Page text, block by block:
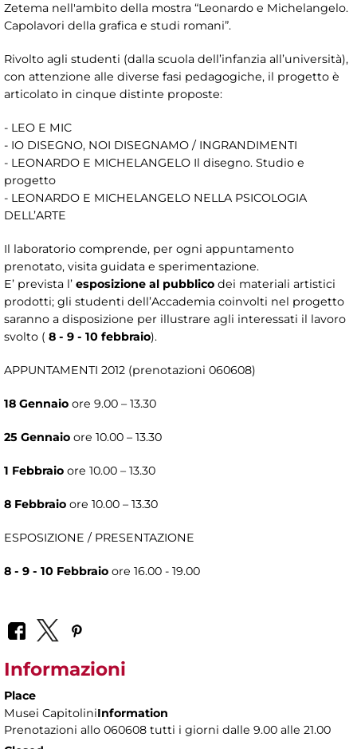
Zetema nell'ambito della mostra “Leonardo e Michelangelo.
Capolavori della grafica e studi romani”.
Rivolto agli studenti (dalla scuola dell’infanzia all’università),
con attenzione alle diverse fasi pedagogiche, il progetto è
articolato in cinque distinte proposte:
- LEO E MIC
- IO DISEGNO, NOI DISEGNAMO / INGRANDIMENTI
- LEONARDO E MICHELANGELO Il disegno. Studio e
progetto
- LEONARDO E MICHELANGELO NELLA PSICOLOGIA
DELL’ARTE
Il laboratorio comprende, per ogni appuntamento
prenotato, visita guidata e sperimentazione.
E’ prevista l’ esposizione al pubblico dei materiali artistici
prodotti; gli studenti dell’Accademia coinvolti nel progetto
saranno a disposizione per illustrare agli interessati il lavoro
svolto ( 8 - 9 - 10 febbraio).
APPUNTAMENTI 2012 (prenotazioni 060608)
18 Gennaio ore 9.00 – 13.30
25 Gennaio ore 10.00 – 13.30
1 Febbraio ore 10.00 – 13.30
8 Febbraio ore 10.00 – 13.30
ESPOSIZIONE / PRESENTAZIONE
8 - 9 - 10 Febbraio ore 16.00 - 19.00
Informazioni
Place
Musei CapitoliniInformation
Prenotazioni allo 060608 tutti i giorni dalle 9.00 alle 21.00